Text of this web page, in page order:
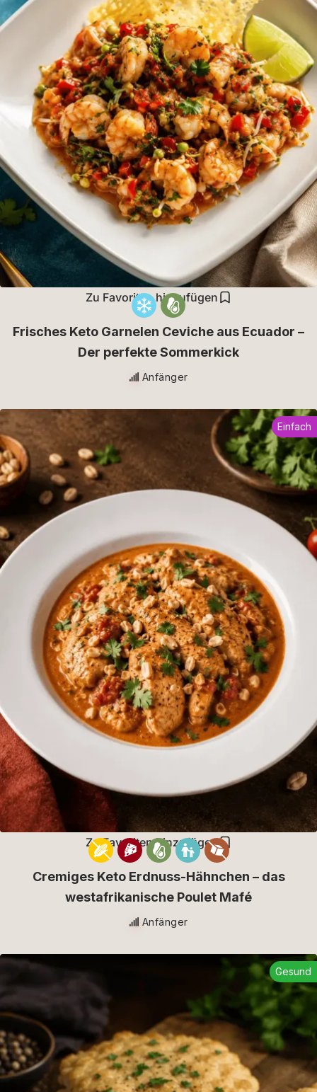
Zu Favoriten hinzufügen
Frisches Keto Garnelen Ceviche aus Ecuador –
Der perfekte Sommerkick
Anfänger
Zu Favoriten hinzufügen
Einfach
Cremiges Keto Erdnuss-Hähnchen – das
westafrikanische Poulet Mafé
Anfänger
Gesund